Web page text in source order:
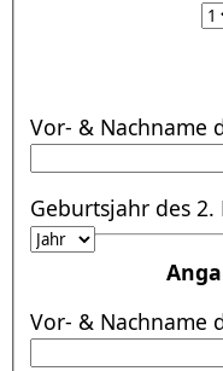
Vor- & Nachname
Geburtsjahr des 2.
Vor- & Nachname